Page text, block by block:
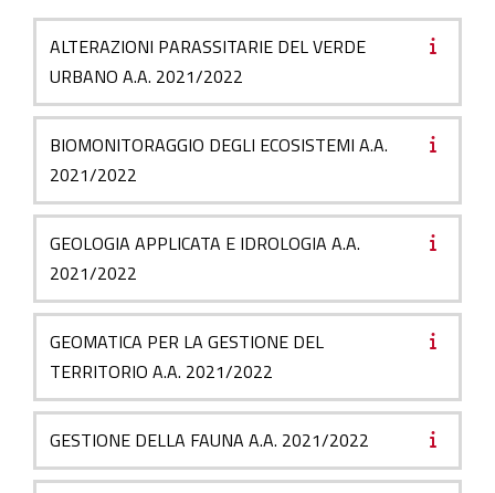
ALTERAZIONI PARASSITARIE DEL VERDE
URBANO A.A. 2021/2022
BIOMONITORAGGIO DEGLI ECOSISTEMI A.A.
2021/2022
GEOLOGIA APPLICATA E IDROLOGIA A.A.
2021/2022
GEOMATICA PER LA GESTIONE DEL
TERRITORIO A.A. 2021/2022
GESTIONE DELLA FAUNA A.A. 2021/2022